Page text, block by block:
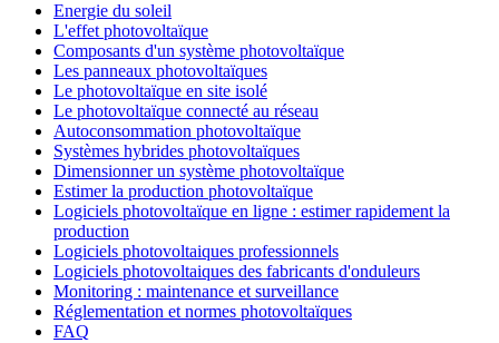
Energie du soleil
L'effet photovoltaïque
Composants d'un système photovoltaïque
Les panneaux photovoltaïques
Le photovoltaïque en site isolé
Le photovoltaïque connecté au réseau
Autoconsommation photovoltaïque
Systèmes hybrides photovoltaïques
Dimensionner un système photovoltaïque
Estimer la production photovoltaïque
Logiciels photovoltaïque en ligne : estimer rapidement la
production
Logiciels photovoltaiques professionnels
Logiciels photovoltaiques des fabricants d'onduleurs
Monitoring : maintenance et surveillance
Réglementation et normes photovoltaïques
FAQ